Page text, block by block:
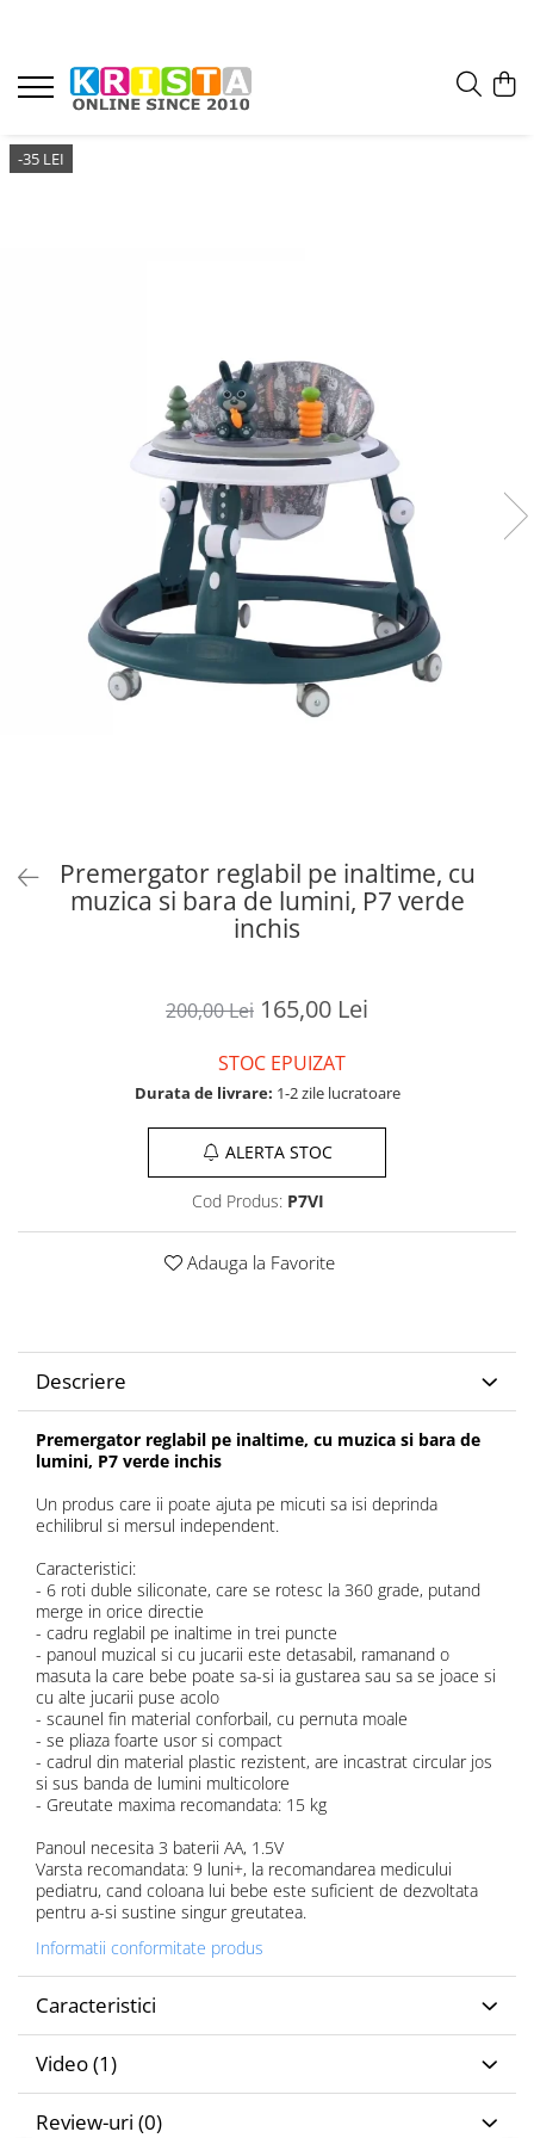
-35 LEI
Premergator reglabil pe inaltime, cu
muzica si bara de lumini, P7 verde
inchis
200,00 Lei 165,00 Lei
STOC EPUIZAT
Durata de livrare: 1-2 zile lucratoare
ALERTA STOC
Cod Produs: P7VI
Adauga la Favorite
Descriere
Premergator reglabil pe inaltime, cu muzica si bara de
lumini, P7 verde inchis
Un produs care ii poate ajuta pe micuti sa isi deprinda
echilibrul si mersul independent.
Caracteristici:
- 6 roti duble siliconate, care se rotesc la 360 grade, putand
merge in orice directie
- cadru reglabil pe inaltime in trei puncte
- panoul muzical si cu jucarii este detasabil, ramanand o
masuta la care bebe poate sa-si ia gustarea sau sa se joace si
cu alte jucarii puse acolo
- scaunel fin material conforbail, cu pernuta moale
- se pliaza foarte usor si compact
- cadrul din material plastic rezistent, are incastrat circular jos
si sus banda de lumini multicolore
- Greutate maxima recomandata: 15 kg
Panoul necesita 3 baterii AA, 1.5V
Varsta recomandata: 9 luni+, la recomandarea medicului
pediatru, cand coloana lui bebe este suficient de dezvoltata
pentru a-si sustine singur greutatea.
Informatii conformitate produs
Caracteristici
Video(1)
Review-uri (0)